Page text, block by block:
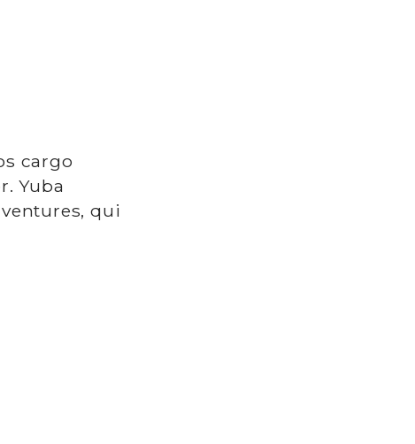
cargo
Yuba
qui